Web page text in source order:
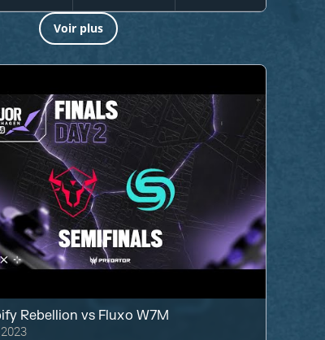
Voir plus
Rebellion vs Fluxo W7M